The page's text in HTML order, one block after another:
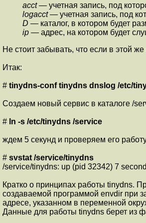
acct— учетная запись, под
logacct— учетная запись, под
D — каталог, в котором будет
ip — адрес, на котором будет
Не стоит забывать, что если в этой
Итак:
# tinydns-conf tinydns dnslog /etc/
Создаем новый сервис в каталоге /
# ln -s /etc/tinydns /service
ждем 5 секунд и проверяем его
# svstat /service/tinydns
/service/tinydns: up (pid 32342) 7
Кратко о принципах работы tinydns.
создаваемой программой envdir при
адресе, указанном в переменной
Данные для работы tinydns берет из